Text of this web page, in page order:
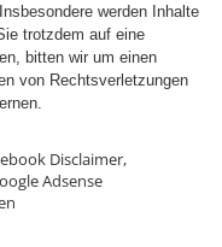
werden Inhalte
trotzdem auf eine
bitten wir um einen
von Rechtsverletzungen
Disclaimer,
Adsense